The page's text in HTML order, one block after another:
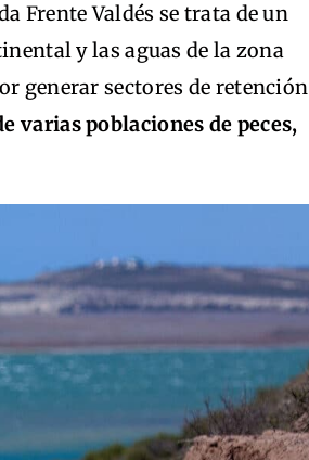
Frente Valdés se trata de un
y las aguas de la zona
generar sectores de retención
varias poblaciones de peces,